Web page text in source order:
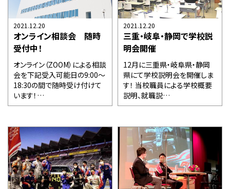
2021.12.20
オンライン相談会 随時
受付中！
オンライン（ZOOM）による相談
会を下記受入可能日の9:00～
18:30の間で随時受け付けて
います！…
2021.12.20
三重・岐阜・静岡で学校説
明会開催
12月に三重県・岐阜県・静岡
県にて学校説明会を開催しま
す！ 当校職員による学校概要
説明、就職説…